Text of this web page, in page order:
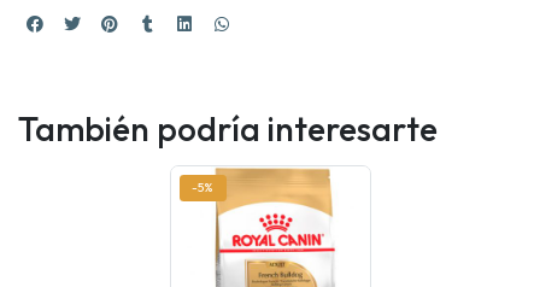
También podría interesarte
-5%